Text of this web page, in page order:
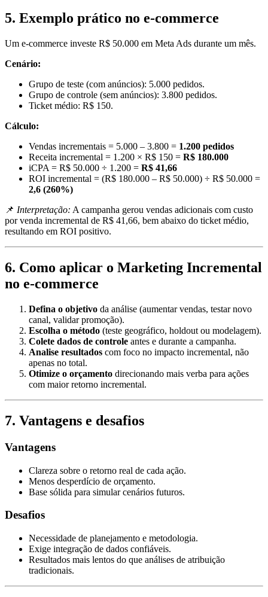
5. Exemplo prático no e-commerce
Um e-commerce investe R$ 50.000 em Meta Ads durante um mês.
Cenário:
Grupo de teste (com anúncios): 5.000 pedidos.
Grupo de controle (sem anúncios): 3.800 pedidos.
Ticket médio: R$ 150.
Cálculo:
Vendas incrementais = 5.000 – 3.800 = 1.200 pedidos
Receita incremental = 1.200 × R$ 150 = R$ 180.000
iCPA = R$ 50.000 ÷ 1.200 = R$ 41,66
ROI incremental = (R$ 180.000 – R$ 50.000) ÷ R$ 50.000 =
2,6 (260%)
📌 Interpretação: A campanha gerou vendas adicionais com custo
por venda incremental de R$ 41,66, bem abaixo do ticket médio,
resultando em ROI positivo.
6. Como aplicar o Marketing Incremental
no e-commerce
Defina o objetivo da análise (aumentar vendas, testar novo
canal, validar promoção).
Escolha o método (teste geográfico, holdout ou modelagem).
Colete dados de controle antes e durante a campanha.
Analise resultados com foco no impacto incremental, não
apenas no total.
Otimize o orçamento direcionando mais verba para ações
com maior retorno incremental.
7. Vantagens e desafios
Vantagens
Clareza sobre o retorno real de cada ação.
Menos desperdício de orçamento.
Base sólida para simular cenários futuros.
Desafios
Necessidade de planejamento e metodologia.
Exige integração de dados confiáveis.
Resultados mais lentos do que análises de atribuição
tradicionais.